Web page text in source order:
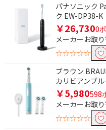
パナソニック
ク EW-DP38-K
￥26,7300
メーカーお取
☆☆☆☆☆
ブラウン
カリビアンブ
￥5,980598
メーカーお取
☆☆☆☆☆
磨き方式で絞り込
振動式
回転式
スマホアプリ対応
対応